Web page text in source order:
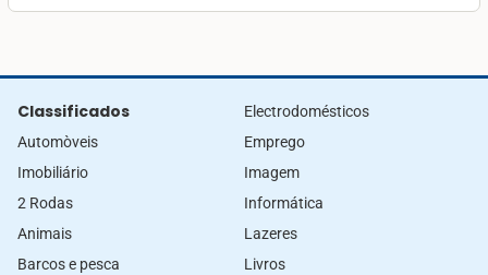
Classificados
Automòveis
Imobiliário
2 Rodas
Animais
Barcos e pesca
Electrodomésticos
Emprego
Imagem
Informática
Lazeres
Livros